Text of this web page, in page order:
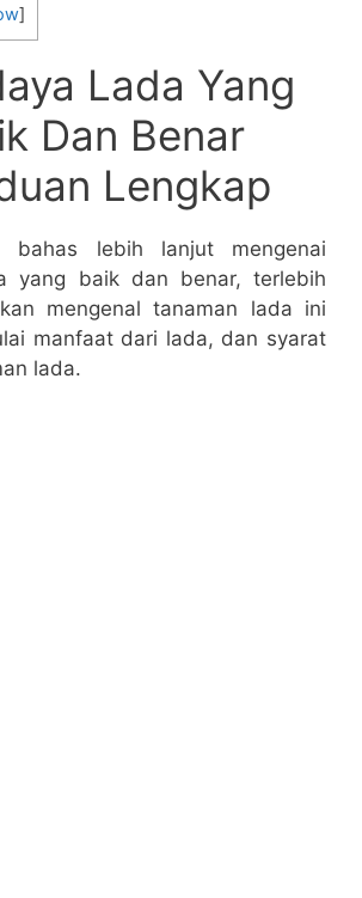
]
Lada Yang
Dan Benar
Lengkap
bahas lebih lanjut mengenai
yang baik dan benar, terlebih
mengenal tanaman lada ini
manfaat dari lada, dan syarat
lada.